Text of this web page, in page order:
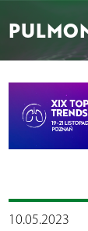
10.05.2023